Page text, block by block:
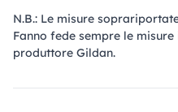
N.B.: Le misure
Fanno fede sempre le
produttore Gildan.